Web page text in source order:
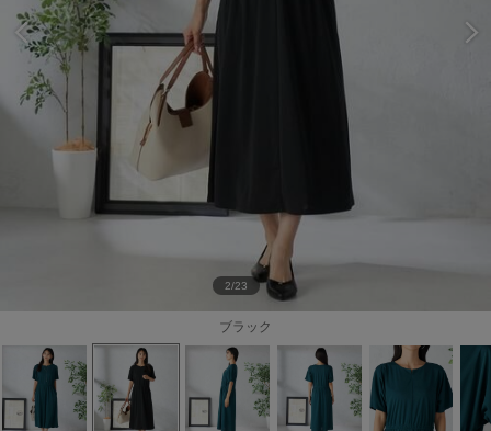
ブラック
2/23